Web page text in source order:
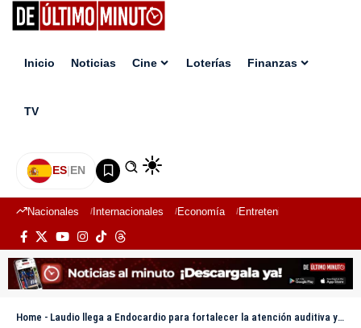
Inicio Noticias Cine Loterías Finanzas
TV
ES|EN
Nacionales Internacionales Economía Entretenimiento
Home - Laudio llega a Endocardio para fortalecer la atención auditiva y terapia del lenguaje